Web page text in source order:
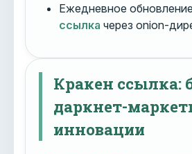
Ежедневное обновление
ссылка через onion-
Кракен ссылка:
даркнет-
инновации